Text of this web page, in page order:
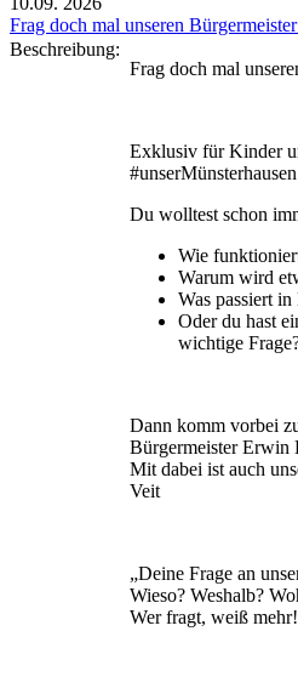
Frag doch mal unseren
Beschreibung:
Frag doch mal
Exklusiv für Kinder
#unserMünsterhausen
Du wolltest schon
Wie
Warum wird
Was passiert
Oder du hast
wichtige
Dann komm vorbei
Bürgermeister Erwin
Mit dabei ist auch
Veit
„Deine Frage an
Wieso? Weshalb?
Wer fragt, weiß mehr!